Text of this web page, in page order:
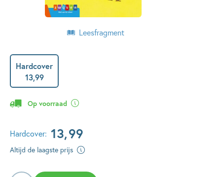
Leesfragment
Hardcover
13,99
Op voorraad
Hardcover: 13,99
Altijd de laagste prijs